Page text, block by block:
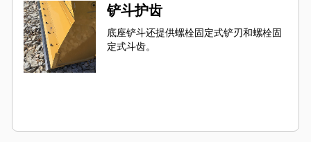
铲斗护齿
底座铲斗还提供螺栓固定式铲刃和螺栓固
定式斗齿。